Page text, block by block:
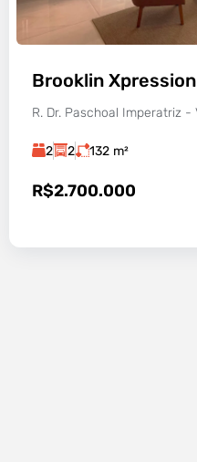
Brooklin Xpression
2 2 132 m²
R$2.700.000